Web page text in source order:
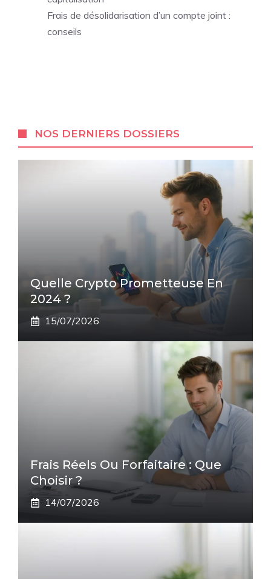
Frais de désolidarisation d’un compte joint :
conseils
NOS DERNIERS DOSSIERS
Quelle Crypto Prometteuse En
2024 ?
15/07/2026
Frais Réels Ou Forfaitaire : Que
Choisir ?
14/07/2026